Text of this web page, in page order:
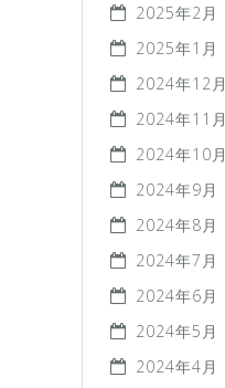
2025年2月
2025年1月
2024年12月
2024年11月
2024年10月
2024年9月
2024年8月
2024年7月
2024年6月
2024年5月
2024年4月